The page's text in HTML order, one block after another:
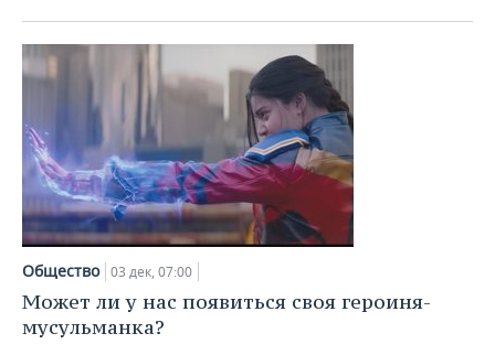
Общество 03 дек, 07:00
Может ли у нас появиться своя героиня-
мусульманка?